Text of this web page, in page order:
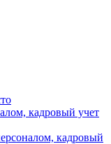
кадровый учет
кадровый